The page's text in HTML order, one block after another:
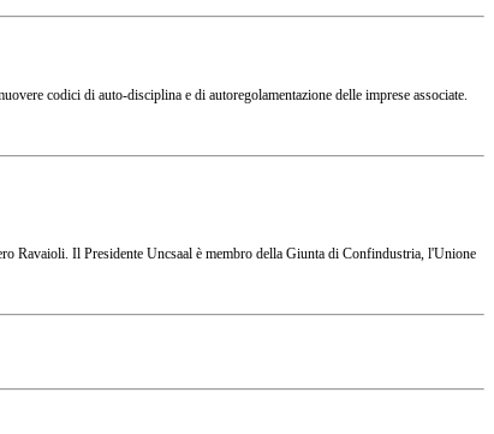
codici di auto-disciplina e di autoregolamentazione delle imprese associate.
Ravaioli. Il Presidente Uncsaal è membro della Giunta di Confindustria, l'Unione